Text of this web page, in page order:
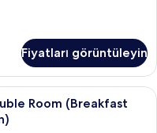
Fiyatları görüntüleyin
yatak takımı, kuştüyü yorgan,
Room (Breakfast